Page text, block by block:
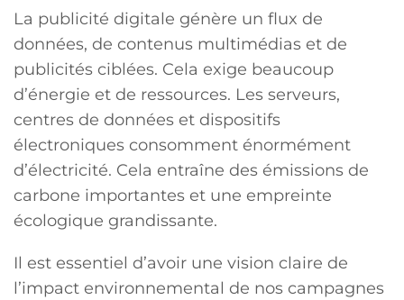
La publicité digitale génère un flux de
données, de contenus multimédias et de
publicités ciblées. Cela exige beaucoup
d’énergie et de ressources. Les serveurs,
centres de données et dispositifs
électroniques consomment énormément
d’électricité. Cela entraîne des émissions de
carbone importantes et une empreinte
écologique grandissante.
Il est essentiel d’avoir une vision claire de
l’impact environnemental de nos campagnes